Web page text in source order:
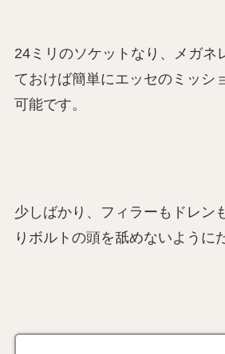
24ミリのソケットなり、メガネ
ておけば簡単にエッセのミッシ
可能です。
少しばかり、フィラーもドレン
りボルトの頭を舐めないように